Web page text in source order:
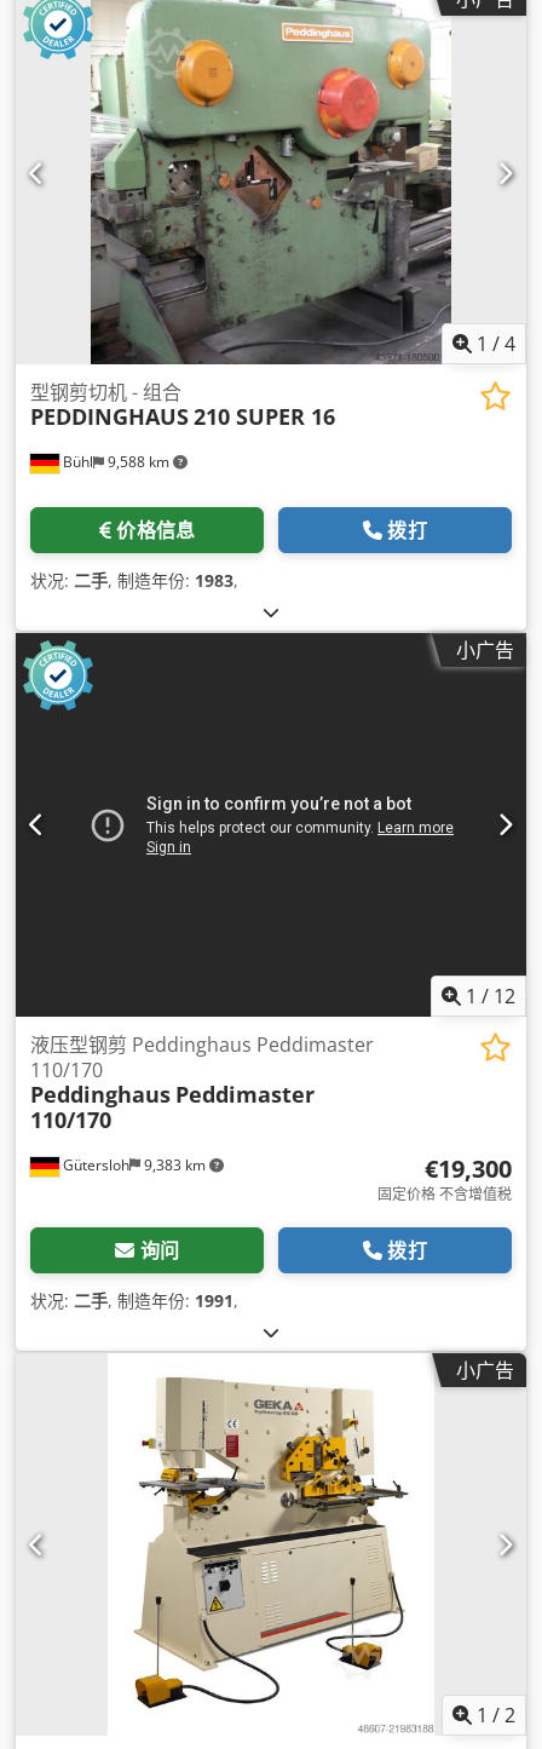
1 /4
Bühl 9,588 km
型钢剪切机 - 组合
PEDDINGHAUS210 SUPER 16
价格信息 拨打
状况: 二手, 制造年份: 1983,
小广告
1 / 12
Gütersloh 9,383 km
液压型钢剪 Peddinghaus Peddimaster
110/170
Peddinghaus Peddimaster
110/170
€19,300
固定价格 不含增值税
询问 拨打
状况: 二手, 制造年份: 1991,
小广告
1 /2